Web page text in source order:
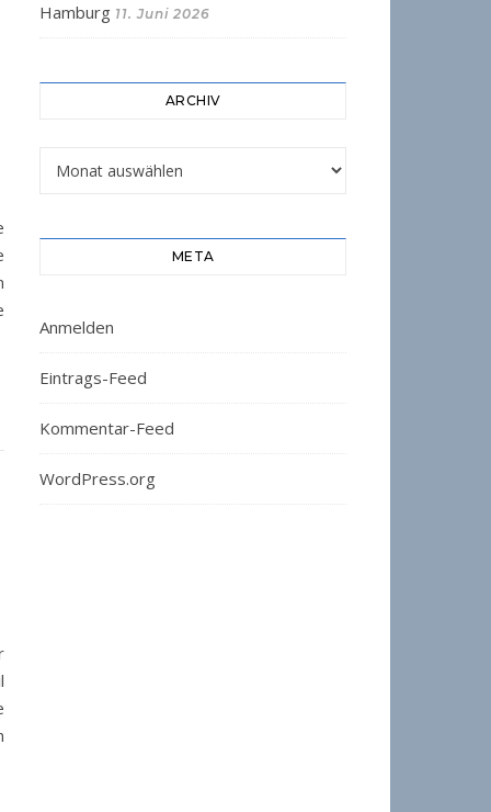
Hamburg 11. Juni 2026
ARCHIV
META
Anmelden
Eintrags-Feed
Kommentar-Feed
WordPress.org